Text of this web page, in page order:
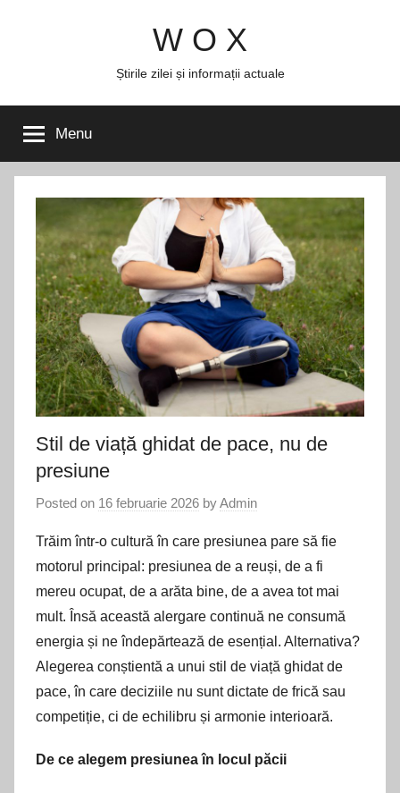
W O X
Știrile zilei și informații actuale
Menu
Stil de viață ghidat de pace, nu de
presiune
Posted on 16 februarie 2026 byAdmin
Trăim într-o cultură în care presiunea pare să fie
motorul principal: presiunea de a reuși, de a fi
mereu ocupat, de a arăta bine, de a avea tot mai
mult. Însă această alergare continuă ne consumă
energia și ne îndepărtează de esențial. Alternativa?
Alegerea conștientă a unui stil de viață ghidat de
pace, în care deciziile nu sunt dictate de frică sau
competiție, ci de echilibru și armonie interioară.
De ce alegem presiunea în locul păcii